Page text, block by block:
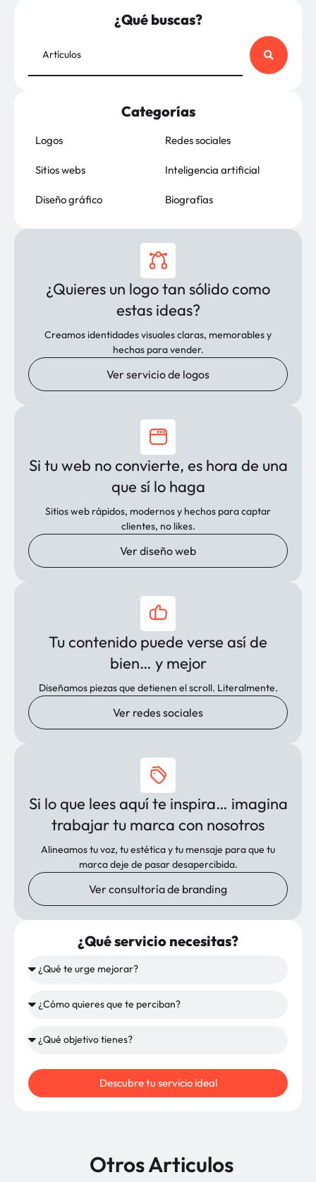
¿Qué buscas?
Categorías
Logos
Sitios webs
Diseño gráfico
Redes sociales
Inteligencia artificial
Biografías
¿Quieres un logo tan sólido como
estas ideas?
Creamos identidades visuales claras, memorables y
hechas para vender.
Ver servicio de logos
Si tu web no convierte, es hora de una
que sí lo haga
Sitios web rápidos, modernos y hechos para captar
clientes, no likes.
Ver diseño web
Tu contenido puede verse así de
bien… y mejor
Diseñamos piezas que detienen el scroll. Literalmente.
Ver redes sociales
Si lo que lees aquí te inspira… imagina
trabajar tu marca con nosotros
Alineamos tu voz, tu estética y tu mensaje para que tu
marca deje de pasar desapercibida.
Ver consultoría de branding
¿Qué servicio necesitas?
Descubre tu servicio ideal
Otros Articulos